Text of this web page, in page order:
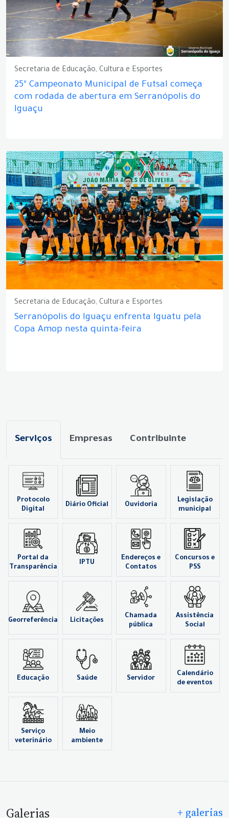
Secretaria de Educação, Cultura e Esportes
25º Campeonato Municipal de Futsal começa
com rodada de abertura em Serranópolis do
Iguaçu
Secretaria de Educação, Cultura e Esportes
Serranópolis do Iguaçu enfrenta Iguatu pela
Copa Amop nesta quinta-feira
Serviços Empresas Contribuinte
Protocolo
Digital
Diário Oficial Ouvidoria
Legislação
municipal
Portal da
Transparência
IPTU
Endereços e
Contatos
Concursos e
PSS
Georreferência Licitações
Chamada
pública
Assistência
Social
Educação Saúde Servidor
Calendário
de eventos
Serviço
veterinário
Meio
ambiente
Galerias + galerias